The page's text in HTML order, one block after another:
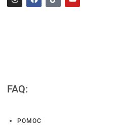
FAQ:
POMOC